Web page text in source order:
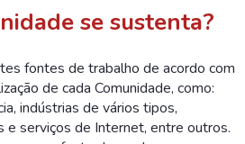
se sustenta?
fontes de trabalho de acordo com
de cada Comunidade, como:
indústrias de vários tipos,
e serviços de Internet, entre outros.